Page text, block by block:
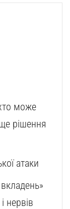
може
рішення
атаки
нервів